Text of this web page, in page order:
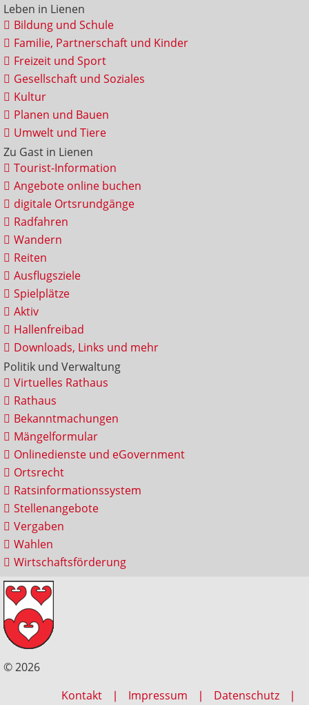
Leben in Lienen
Bildung und Schule
Familie, Partnerschaft und Kinder
Freizeit und Sport
Gesellschaft und Soziales
Kultur
Planen und Bauen
Umwelt und Tiere
Zu Gast in Lienen
Tourist-Information
Angebote online buchen
digitale Ortsrundgänge
Radfahren
Wandern
Reiten
Ausflugsziele
Spielplätze
Aktiv
Hallenfreibad
Downloads, Links und mehr
Politik und Verwaltung
Virtuelles Rathaus
Rathaus
Bekanntmachungen
Mängelformular
Onlinedienste und eGovernment
Ortsrecht
Ratsinformationssystem
Stellenangebote
Vergaben
Wahlen
Wirtschaftsförderung
© 2026
Kontakt
Impressum Datenschutz